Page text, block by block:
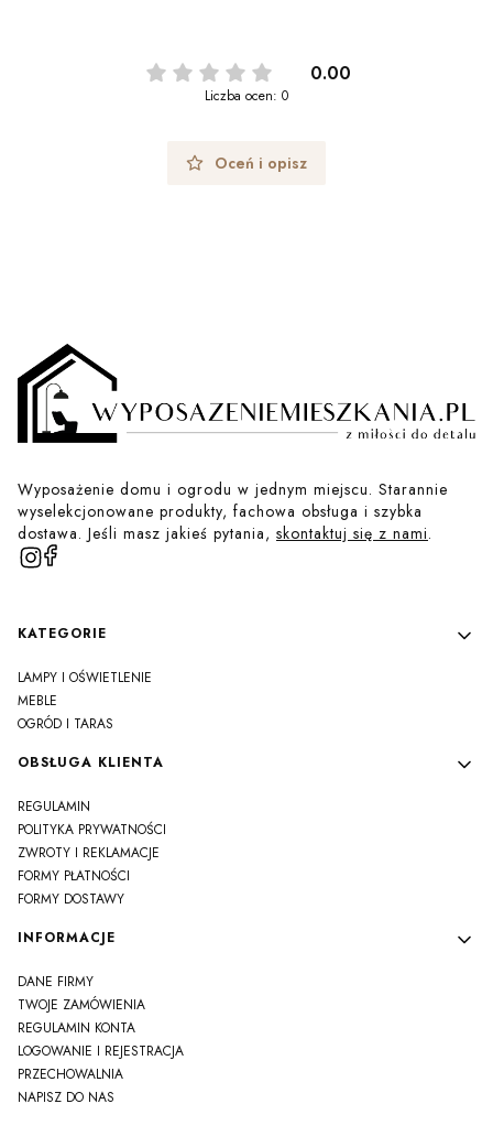
0.00
Liczba ocen: 0
Oceń i opisz
Wyposażenie domu i ogrodu w jednym miejscu. Starannie
wyselekcjonowane produkty, fachowa obsługa i szybka
dostawa. Jeśli masz jakieś pytania, skontaktuj się z nami.
Linki w stopce
KATEGORIE
LAMPY I OŚWIETLENIE
MEBLE
OGRÓD I TARAS
OBSŁUGA KLIENTA
REGULAMIN
POLITYKA PRYWATNOŚCI
ZWROTY I REKLAMACJE
FORMY PŁATNOŚCI
FORMY DOSTAWY
INFORMACJE
DANE FIRMY
TWOJE ZAMÓWIENIA
REGULAMIN KONTA
LOGOWANIE I REJESTRACJA
PRZECHOWALNIA
NAPISZ DO NAS